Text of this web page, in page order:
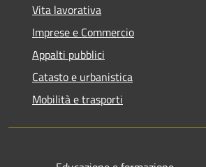
Vita lavorativa
Imprese e Commercio
Appalti pubblici
Catasto e urbanistica
Mobilità e trasporti